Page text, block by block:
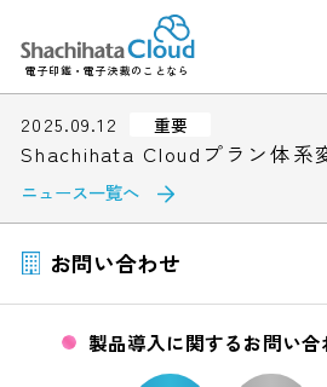
電子印鑑・電子決裁のことなら
2025.09.12 重要
Shachihata Cloudプラン体系
ニュース一覧へ
お問い合わせ
製品導入に関するお問い合